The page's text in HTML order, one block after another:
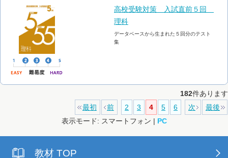
高校受験対策 入試直前５回
理科
データベースから生まれた５回分のテスト
集
182件あります
最初
前 2 3 4 5 6 次
最後
表示モード: スマートフォン | PC
教材 TOP